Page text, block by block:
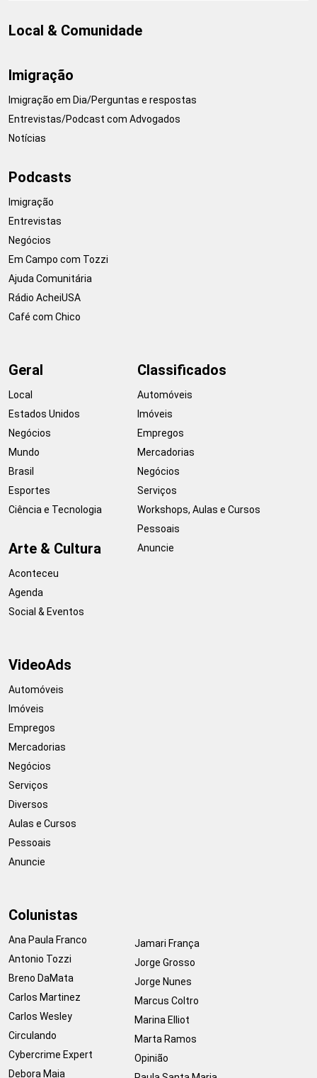
Local & Comunidade
Imigração
Imigração em Dia/Perguntas e respostas
Entrevistas/Podcast com Advogados
Notícias
Podcasts
Imigração
Entrevistas
Negócios
Em Campo com Tozzi
Ajuda Comunitária
Rádio AcheiUSA
Café com Chico
Geral
Local
Estados Unidos
Negócios
Mundo
Brasil
Esportes
Ciência e Tecnologia
Arte & Cultura
Aconteceu
Agenda
Social & Eventos
Classificados
Automóveis
Imóveis
Empregos
Mercadorias
Negócios
Serviços
Workshops, Aulas e Cursos
Pessoais
Anuncie
VideoAds
Automóveis
Imóveis
Empregos
Mercadorias
Negócios
Serviços
Diversos
Aulas e Cursos
Pessoais
Anuncie
Colunistas
Ana Paula Franco
Antonio Tozzi
Breno DaMata
Carlos Martinez
Carlos Wesley
Circulando
Cybercrime Expert
Debora Maia
Jamari França
Jorge Grosso
Jorge Nunes
Marcus Coltro
Marina Elliot
Marta Ramos
Opinião